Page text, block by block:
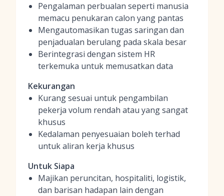
Pengalaman perbualan seperti manusia
memacu penukaran calon yang pantas
Mengautomasikan tugas saringan dan
penjadualan berulang pada skala besar
Berintegrasi dengan sistem HR
terkemuka untuk memusatkan data
Kekurangan
Kurang sesuai untuk pengambilan
pekerja volum rendah atau yang sangat
khusus
Kedalaman penyesuaian boleh terhad
untuk aliran kerja khusus
Untuk Siapa
Majikan peruncitan, hospitaliti, logistik,
dan barisan hadapan lain dengan